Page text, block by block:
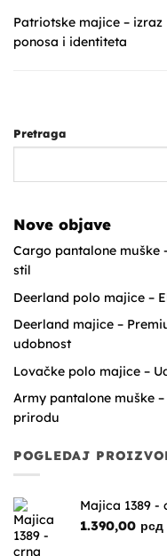
Patriotske majice – izraz
ponosa i identiteta
Pretraga
Nove objave
Cargo pantalone muške
stil
Deerland polo majice –
Deerland majice –
udobnost
Lovačke polo majice –
Army pantalone muške
prirodu
POGLEDAJ
Majica 1389 -
1.390,00 рсд